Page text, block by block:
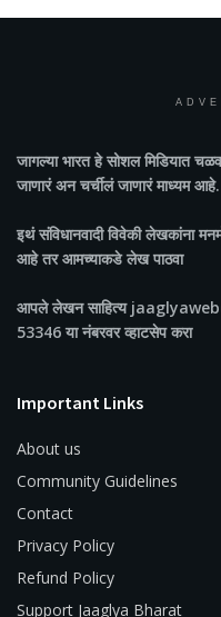
जागल्या भारतहे सोशल मिडियात
जाणारं अन चर्चीलं जाणारं माध्यम आहे.
इथं संविधानवादी विवेकी लेखकांना
आहे तर आमच्याकडे लेख पाठवा
आपले लेखन साहित्य
53346 या नंबरवर व्हाटसेप करा
Important Links
About us
Community Guidelines
Contact
Privacy Policy
Refund Policy
Support Jaaglya Bharat